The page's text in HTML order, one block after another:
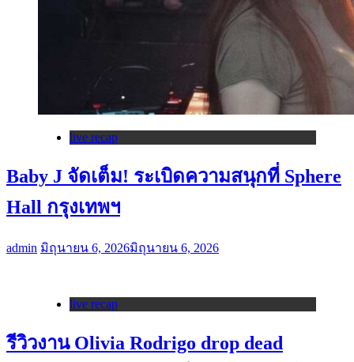
live recap
Baby J จัดเต็ม! ระเบิดความสนุกที่ Sphere
Hall กรุงเทพฯ
admin มิถุนายน 6, 2026มิถุนายน 6, 2026
live recap
รีวิวงาน Olivia Rodrigo drop dead